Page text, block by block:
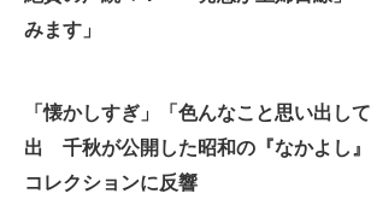
みます」
「懐かしすぎ」「色んなこと思い出し
出 千秋が公開した昭和の『なかよし
コレクションに反響